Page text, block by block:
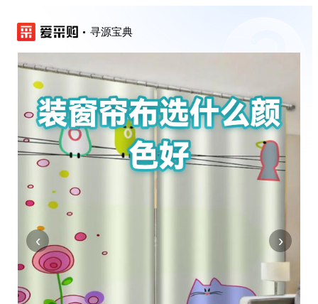
寻源宝典
‹ ›